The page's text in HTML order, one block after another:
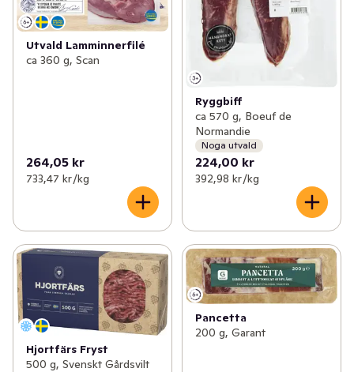
Utvald Lamminnerfilé
ca 360 g, Scan
264,05 kr
733,47 kr /kg
Ryggbiff
ca 570 g, Boeuf de
Normandie
Noga utvald
224,00 kr
392,98 kr /kg
Hjortfärs Fryst
500 g, Svenskt Gårdsvilt
Pancetta
200 g, Garant